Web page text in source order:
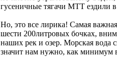
гусеничные тягачи МТТ ездили
Но, это все лирика! Самая
шести 200литровых бочках,
наших рек и озер. Морская вода
значит нам нужно, как минимум